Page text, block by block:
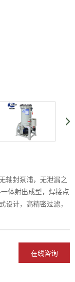
封泵浦，无泄漏之
体射出成型，焊接点
计，高精密过滤，
在线咨询